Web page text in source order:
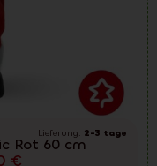
Lieferung: 2-3 tage
Rot 60 cm
€